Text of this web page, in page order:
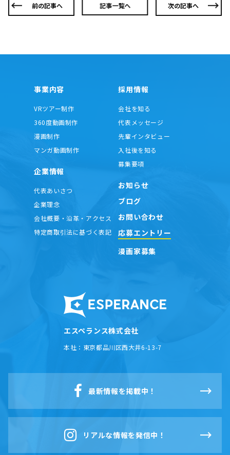
前の記事へ 記事一覧へ 次の記事へ
エスペランス株式会社
本社： 東京都品川区西大井6-13-7
事業内容
VRツアー制作
360度動画制作
漫画制作
マンガ動画制作
企業情報
代表あいさつ
企業理念
会社概要・沿革・アクセス
特定商取引法に基づく表記
採用情報
会社を知る
代表メッセージ
先輩インタビュー
入社後を知る
募集要項
お知らせ
ブログ
お問い合わせ
応募エントリー
漫画家募集
最新情報を掲載中！
リアルな情報を発信中！